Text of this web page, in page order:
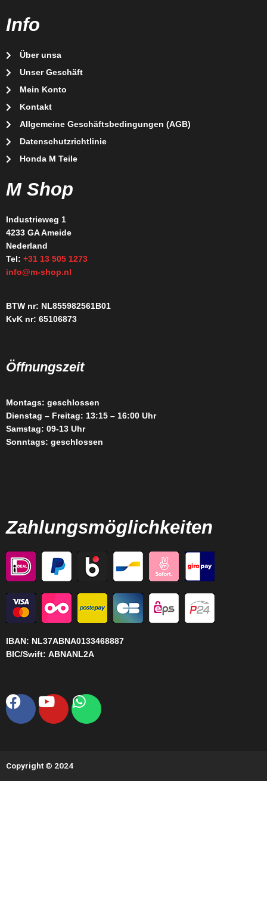
Info
Über unsa
Unser Geschäft
Mein Konto
Kontakt
Allgemeine Geschäftsbedingungen (AGB)
Datenschutzrichtlinie
Honda M Teile
M Shop
Industrieweg 1
4233 GA Ameide
Nederland
Tel: +31 13 505 1273
info@m-shop.nl
BTW nr: NL855982561B01
KvK nr: 65106873
Öffnungszeit
Montags: geschlossen
Dienstag – Freitag: 13:15 – 16:00 Uhr
Samstag: 09-13 Uhr
Sonntags: geschlossen
Zahlungsmöglichkeiten
IBAN: NL37ABNA0133468887
BIC/Swift: ABNANL2A
Facebook
YoutubeWhatsapp
Copyright © 2024